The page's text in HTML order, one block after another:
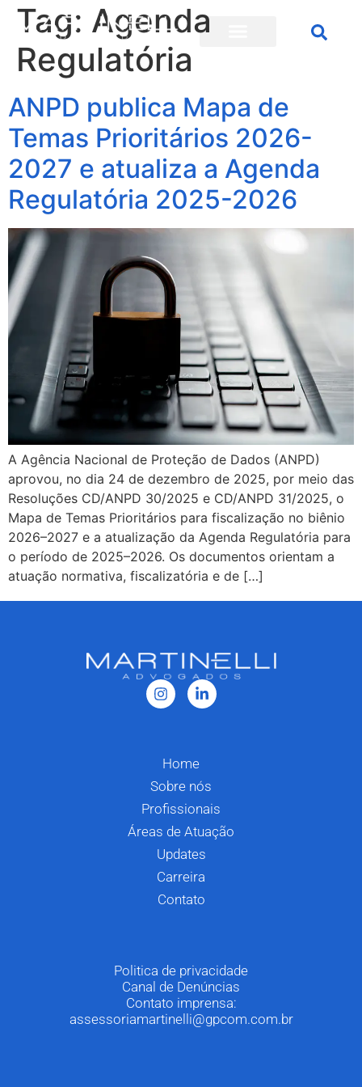
Tag: Agenda
Regulatória
ANPD publica Mapa de
Temas Prioritários 2026-
2027 e atualiza a Agenda
Regulatória 2025-2026
A Agência Nacional de Proteção de Dados (ANPD)
aprovou, no dia 24 de dezembro de 2025, por meio das
Resoluções CD/ANPD 30/2025 e CD/ANPD 31/2025, o
Mapa de Temas Prioritários para fiscalização no biênio
2026–2027 e a atualização da Agenda Regulatória para
o período de 2025–2026. Os documentos orientam a
atuação normativa, fiscalizatória e de […]
Home
Sobre nós
Profissionais
Áreas de Atuação
Updates
Carreira
Contato
Politica de privacidade
Canal de Denúncias
Contato imprensa:
assessoriamartinelli@gpcom.com.br